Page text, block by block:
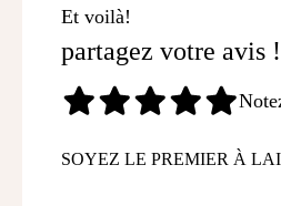
Et voilà!
partagez votre avis !
SOYEZ LE PREMIER À